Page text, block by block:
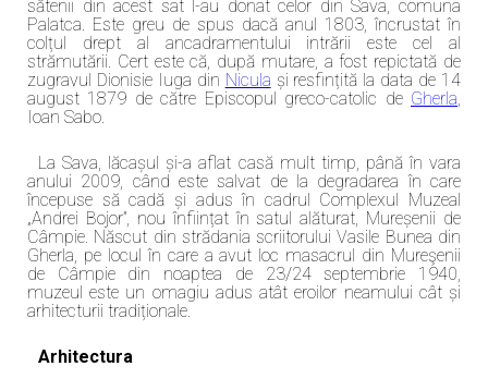
sătenii din acest sat l-au donat celor din Sava, comuna
Palatca. Este greu de spus dacă anul 1803, încrustat în
colțul drept al ancadramentului intrării este cel al
strămutării. Cert este că, după mutare, a fost repictată de
zugravul Dionisie Iuga din Nicula și resfințită la data de 14
august 1879 de către Episcopul greco-catolic de Gherla,
Ioan Sabo.
La Sava, lăcașul și-a aflat casă mult timp, până în vara
anului 2009, când este salvat de la degradarea în care
începuse să cadă și adus în cadrul Complexul Muzeal
„Andrei Bojor”, nou înființat în satul alăturat, Mureșenii de
Câmpie. Născut din strădania scriitorului Vasile Bunea din
Gherla, pe locul în care a avut loc masacrul din Mureşenii
de Câmpie din noaptea de 23/24 septembrie 1940,
muzeul este un omagiu adus atât eroilor neamului cât și
arhitecturii tradiționale.
Arhitectura